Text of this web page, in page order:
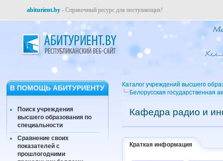
abiturient.by - Справочный ресурс для поступающих!
В ПОМОЩЬ АБИТУРИЕНТУ
Поиск учреждения
высшего образования по
специальности
Сравнение своих
показателей с
прошлогодними
Каталог учреждений высшего
Белорусская государственная
Кафедра радио и
Краткая информация